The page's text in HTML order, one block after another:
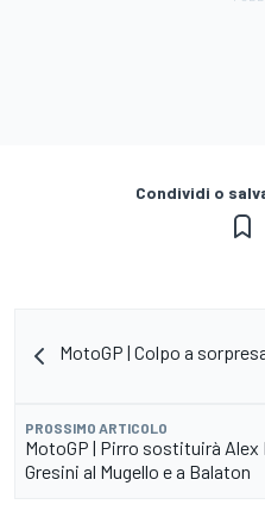
Condividi o
MotoGP | Colpo a
PROSSIMO ARTICOLO
MotoGP | Pirro sostituirà Alex
Gresini al Mugello e a Balaton